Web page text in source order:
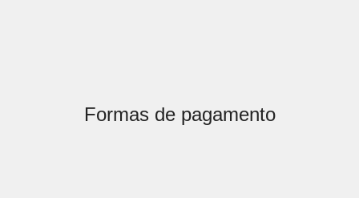
Formas de pagamento